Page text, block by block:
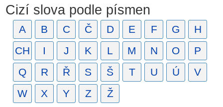
Cizí slova podle písmen
A B C Č D E F G
H
CH
I J K L M N O
P
Q
R Ř S Š T U Ú
V
W
X Y Z Ž